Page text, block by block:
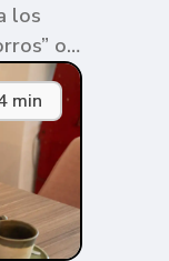
los
o
min